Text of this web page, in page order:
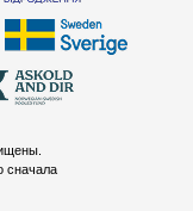
сначала